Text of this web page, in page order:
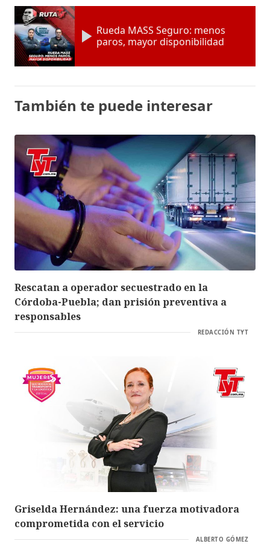
Rueda MASS Seguro: menos
paros, mayor disponibilidad
También te puede interesar
Rescatan a operador secuestrado en la
Córdoba-Puebla; dan prisión preventiva a
responsables
REDACCIÓN TYT
Griselda Hernández: una fuerza motivadora
comprometida con el servicio
ALBERTO GÓMEZ